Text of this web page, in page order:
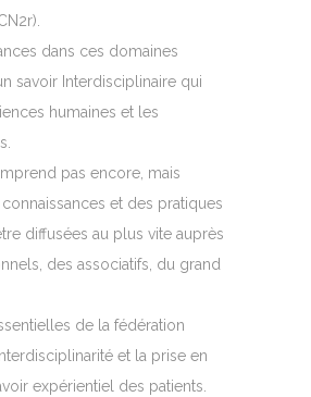
dans ces domaines
savoir Interdisciplinaire qui
humaines et les
pas encore, mais
connaissances et des pratiques
diffusées au plus vite auprès
des associatifs, du grand
de la fédération
et la prise en
expérientiel des patients.